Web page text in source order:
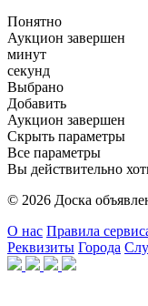
Понятно
Аукцион завершен
минут
секунд
Выбрано
Добавить
Аукцион завершен
Скрыть параметры
Все параметры
Вы действительно
© 2026 Доска
О нас Правила
Реквизиты Города